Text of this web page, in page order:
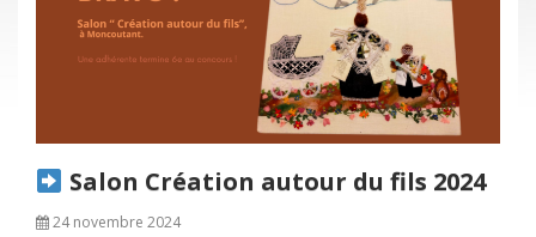
Salon Création autour du fils 2024
24 novembre 2024